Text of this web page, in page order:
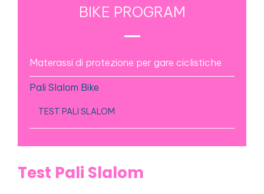
BIKE PROGRAM
Materassi di protezione per gare ciclistiche
Pali Slalom Bike
TEST PALI SLALOM
Test Pali Slalom